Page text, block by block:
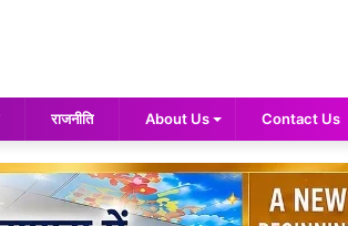
राजनीति About Us Contact Us